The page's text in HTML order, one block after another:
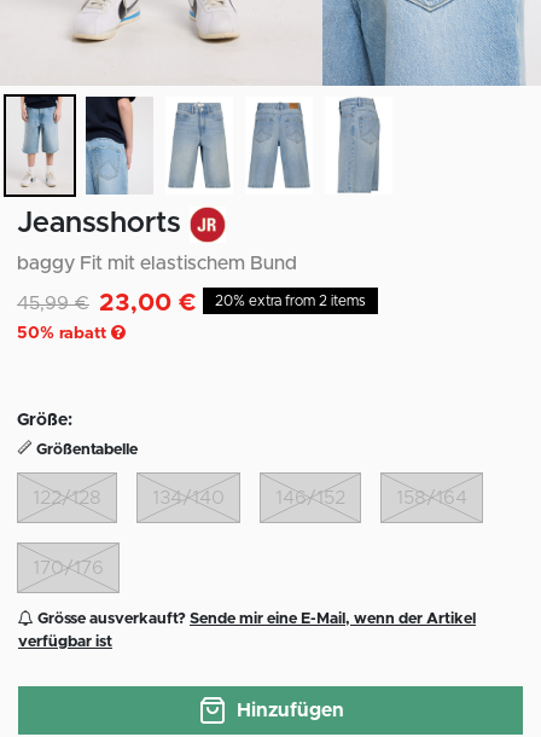
Jeansshorts
baggy Fit mit elastischem Bund
Reduziert von
45,99 €auf23,00 €
50% rabatt
20% extra from 2 items
Größe:
Größentabelle
122/128 134/140 146/152 158/164
170/176
Grösse ausverkauft? Sende mir eine E-Mail, wenn der Artikel
verfügbar ist
Hinzufügen